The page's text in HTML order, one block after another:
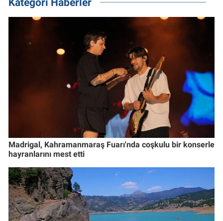
Madrigal, Kahramanmaraş Fuarı'nda coşkulu bir konserle
hayranlarını mest etti